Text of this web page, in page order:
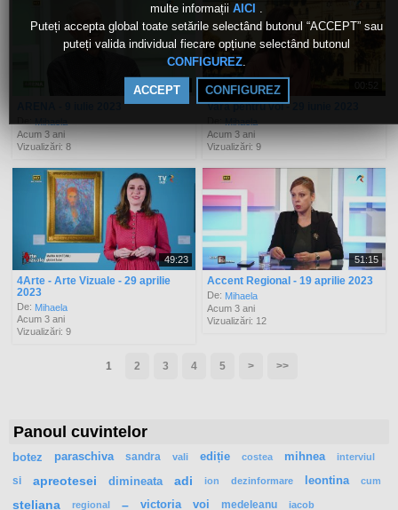
multe informații AICI
Puteți accepta global toate setările selectând butonul “ACCEPT” sau
puteți valida individual fiecare opțiune selectând butonul
CONFIGUREZ.
ACCEPT CONFIGUREZ
49:52
Mihaela
Acum 3 ani
Vizualizări: 8
Vara pentru voi - 29 iunie 2023
Mihaela
Acum 3 ani
Vizualizări: 9
49:23
4Arte - Arte Vizuale - 29 aprilie
2023
De: Mihaela
Acum 3 ani
Vizualizări: 9
51:15
Accent Regional - 19 aprilie 2023
De: Mihaela
Acum 3 ani
Vizualizări: 12
1 2 3 4 5 > >>
Panoul cuvintelor
botez paraschiva sandra vali ediție costea mihnea interviul
si apreotesei dimineata adi ion dezinformare leontina cum
steliana regional – victoria voi medeleanu iacob